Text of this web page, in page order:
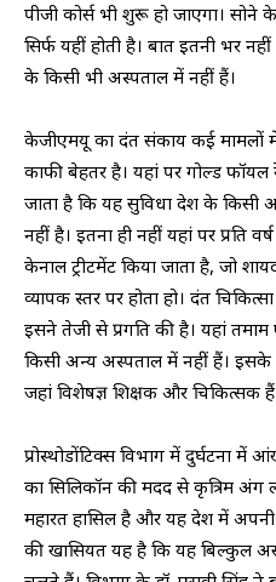
पीजी कोर्स भी शुरू हो जाएगा।
सिर्फ यहीं होती है। बात इतनी भर
के किसी भी अस्पताल में नहीं हैं।
केजीएमयू का दंत संकाय कई मामलों
काफी बेहतर है। यहां पर गोल्ड फॉयल
जाता है कि यह सुविधा देश के किसी
नहीं है। इतना ही नहीं यहां पर प्रति
केनाल ट्रीटमेंट किया जाता है, जो
व्यापक स्तर पर होता हो। दंत
इसने तेजी से प्रगति की है। यहां
किसी अन्य अस्पताल में नहीं हैं। इसके
जहां विशेषज्ञ शिक्षक और चिकित्सक
प्रोस्थोडोंटिक्स विभाग में दुर्घटना
का सिलिकॉन की मदद से कृत्रिम अंग
महारत हासिल है और यह देश में
की खासियत यह है कि यह बिल्कुल